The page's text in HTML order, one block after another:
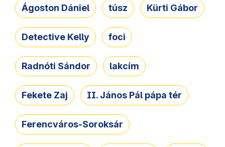
Ágoston Dániel túsz Kürti Gábor
Detective Kelly foci
Radnóti Sándor lakcím
Fekete Zaj II. János Pál pápa tér
Ferencváros-Soroksár